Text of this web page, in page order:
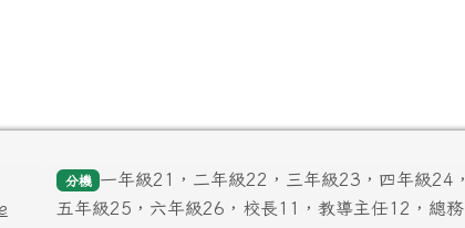
分機
一年級21，二年級22，三年級23，四年級24，
五年級25，六年級26，校長11，教導主任12，總務